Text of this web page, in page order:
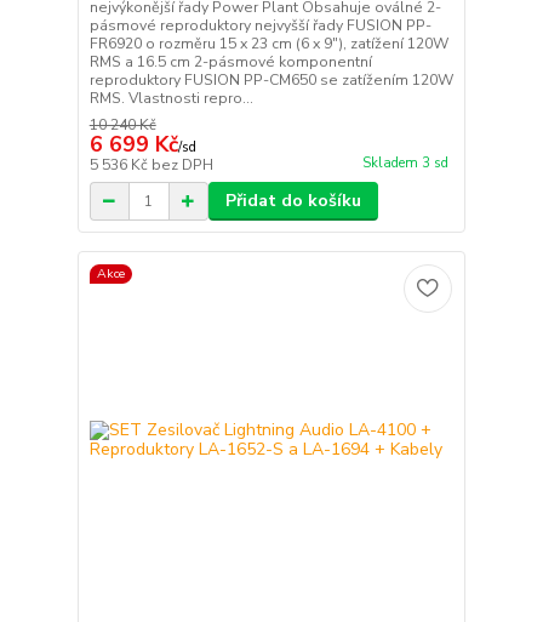
nejvýkonější řady Power Plant Obsahuje oválné 2-
pásmové reproduktory nejvyšší řady FUSION PP-
FR6920 o rozměru 15 x 23 cm (6 x 9"), zatížení 120W
RMS a 16.5 cm 2-pásmové komponentní
reproduktory FUSION PP-CM650 se zatížením 120W
RMS. Vlastnosti repro...
10 240 Kč
6 699 Kč/sd
5 536 Kč bez DPH Skladem 3 sd
Přidat do košíku
Akce